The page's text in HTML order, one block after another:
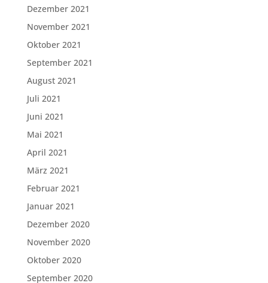
Dezember 2021
November 2021
Oktober 2021
September 2021
August 2021
Juli 2021
Juni 2021
Mai 2021
April 2021
März 2021
Februar 2021
Januar 2021
Dezember 2020
November 2020
Oktober 2020
September 2020